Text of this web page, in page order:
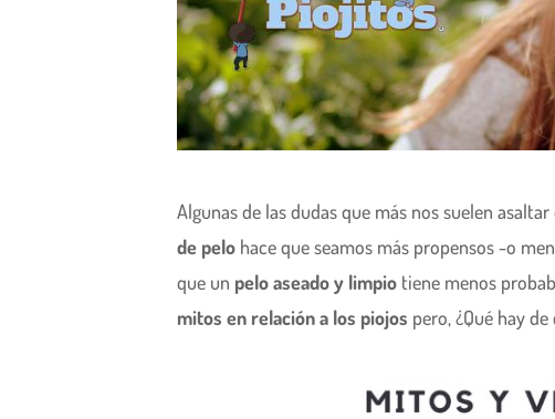
Algunas de las dudas que más nos suelen
de pelo hace que seamos más propensos -o
que un pelo aseado y limpio tiene menos
mitos en relación a los piojos pero, ¿Qué hay